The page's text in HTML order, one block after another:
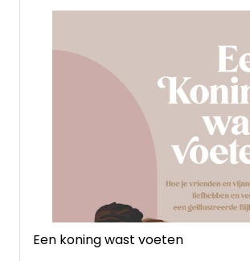
Een koning wast voeten